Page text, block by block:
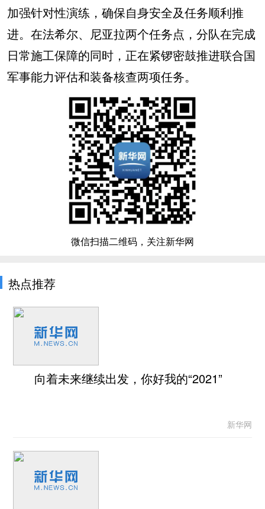
加强针对性演练，确保自身安全及任务顺利推
进。在法希尔、尼亚拉两个任务点，分队在完成
日常施工保障的同时，正在紧锣密鼓推进联合国
军事能力评估和装备核查两项任务。
微信扫描二维码，关注新华网
热点推荐
向着未来继续出发，你好我的“2021”
新华网